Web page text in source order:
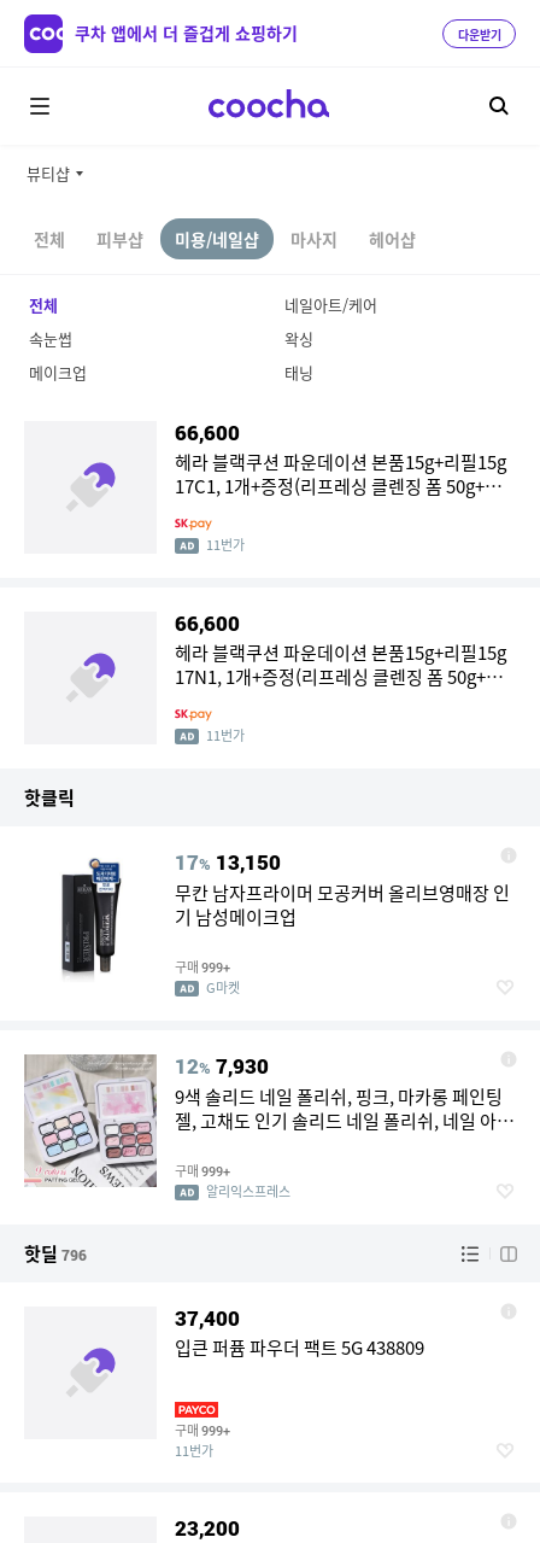
쿠차 앱에서 더 즐겁게 쇼핑하기 다운받기
뷰티샵
전체 피부샵 미용/네일샵 마사지 헤어샵
전체
네일아트/케어
속눈썹
왁싱
메이크업
태닝
66,600
헤라 블랙쿠션 파운데이션 본품15g+리필15g
17C1, 1개+증정(리프레싱 클렌징 폼 50g+컴
0.4g 각 1개 (총 3개)
11번가
66,600
헤라 블랙쿠션 파운데이션 본품15g+리필15g
17N1, 1개+증정(리프레싱 클렌징 폼 50g+컴
0.4g 각 1개 (총 3개)
11번가
핫클릭
17% 13,150
무칸 남자프라이머 모공커버 올리브영매장 인
기 남성메이크업
구매 999+
G마켓
12% 7,930
9색 솔리드 네일 폴리쉬, 핑크, 마카롱 페인팅
젤, 고채도 인기 솔리드 네일 폴리쉬, 네일 아트
구매 999+
알리익스프레스
핫딜 796
37,400
입큰 퍼퓸 파우더 팩트 5G 438809
구매 999+
11번가
23,200